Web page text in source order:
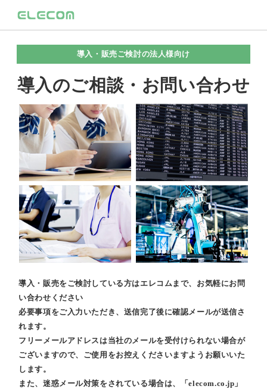
導入・販売ご検討の法人様向け
導入のご相談・お問い合わせ
導入・販売をご検討している方はエレコムまで、お気軽にお問
い合わせください
必要事項をご入力いただき、送信完了後に確認メールが送信さ
れます。
フリーメールアドレスは当社のメールを受付けられない場合が
ございますので、ご使用をお控えくださいますようお願いいた
します。
また、迷惑メール対策をされている場合は、「elecom.co.jp」